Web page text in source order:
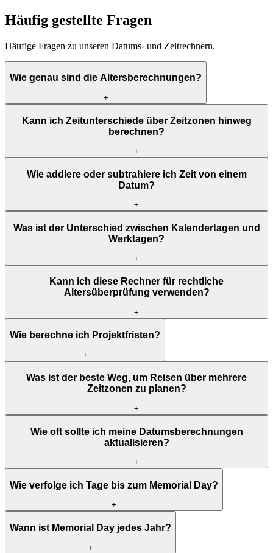
Häufig gestellte Fragen
Häufige Fragen zu unseren Datums- und Zeitrechnern.
Wie genau sind die Altersberechnungen?
+
Kann ich Zeitunterschiede über Zeitzonen hinweg
berechnen?
+
Wie addiere oder subtrahiere ich Zeit von einem
Datum?
+
Was ist der Unterschied zwischen Kalendertagen und
Werktagen?
+
Kann ich diese Rechner für rechtliche
Altersüberprüfung verwenden?
+
Wie berechne ich Projektfristen?
+
Was ist der beste Weg, um Reisen über mehrere
Zeitzonen zu planen?
+
Wie oft sollte ich meine Datumsberechnungen
aktualisieren?
+
Wie verfolge ich Tage bis zum Memorial Day?
+
Wann ist Memorial Day jedes Jahr?
+